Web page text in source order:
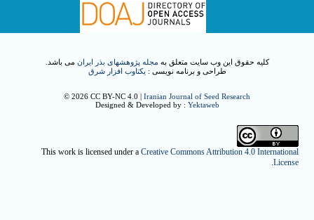
کلیه حقوق این وب سایت متعلق به مجله پژوهشهای بذر ایران می باشد.
طراحی و برنامه نویسی : یکتاوب افزار شرق
© 2026 CC BY-NC 4.0 |Iranian Journal of Seed Research
Designed & Developed by :Yektaweb
This work is licensed under aCreative Commons Attribution 4.0 International
License
.